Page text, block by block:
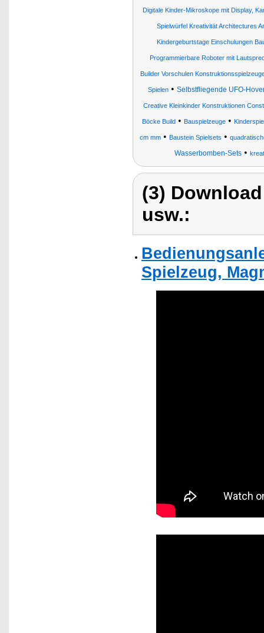
Digitale Kinder-Mikroskope mit Display,
Spielwürfel Kreativität Architectures
Kindergeburtstage Einschulungen
Programmierbare Roboter mit
Builder Vorschulen
Spielen• Selbstfliegende UFO-
Creative Kleinkinder Konstruktionen
Böcke Build• Bauspielzeuge•
cm mm • Baustein Spielsets •
Wasserbomben-Sets•
(3)
usw.:
Spielzeug,